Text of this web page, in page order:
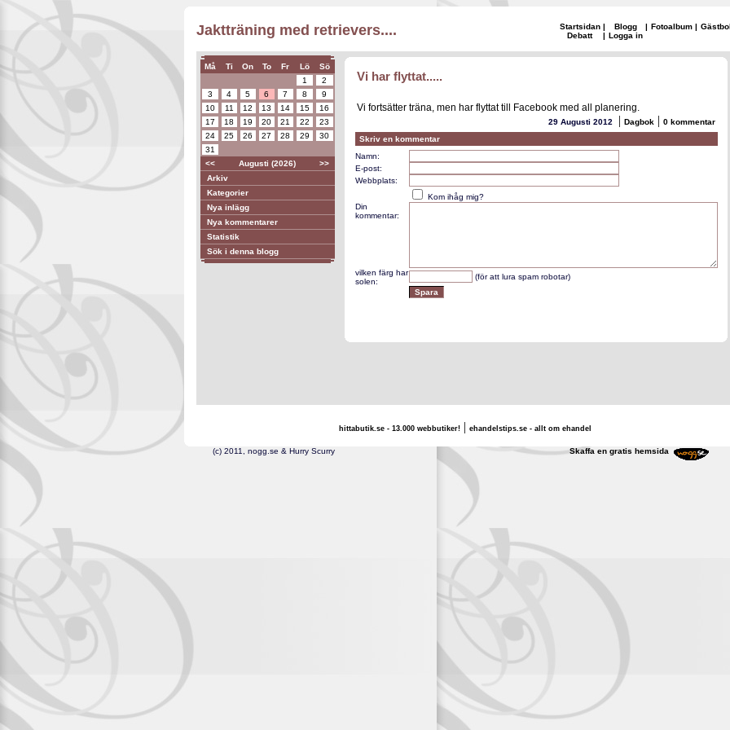
Jaktträning med retrievers.... Startsidan | Blogg | Fotoalbum |
Debatt
| Logga in
Må Ti On To Fr Lö
Sö
1
2
3
4 5 6 7 8
9
10
11 12 13 14 15
16
17
18 19 20 21 22
23
24
25 26 27 28 29
30
31
<<
Augusti (2026)
>>
Arkiv
Kategorier
Nya inlägg
Nya kommentarer
Statistik
Sök i denna blogg
Vi har flyttat.....
Vi fortsätter träna, men har flyttat till Facebook med all planering.
29 Augusti 2012 | Dagbok | 0 kommentar
Skriv en kommentar
Namn:
E-post:
Webbplats:
Kom ihåg mig?
Din
kommentar:
vilken färg har
solen:
(för att lura spam robotar)
hittabutik.se - 13.000 webbutiker!| ehandelstips.se - allt om ehandel
(c) 2011, nogg.se & Hurry Scurry Skaffa en gratis hemsida